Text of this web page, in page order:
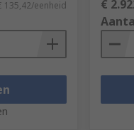
135,42/eenheid €